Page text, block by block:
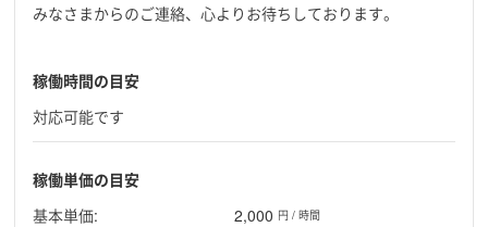
みなさまからのご連絡、心よりお待ちしております。
稼働時間の目安
対応可能です
稼働単価の目安
基本単価:
2,000 円 / 時間